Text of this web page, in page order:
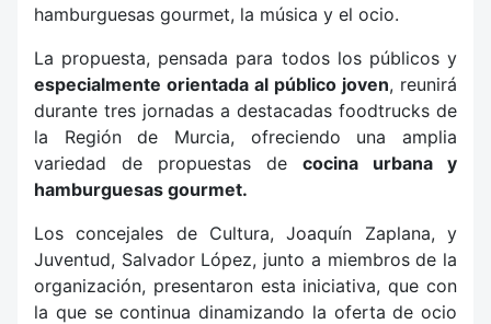
hamburguesas gourmet, la música y el ocio.
La propuesta, pensada para todos los públicos y
especialmente orientada al público joven, reunirá
durante tres jornadas a destacadas foodtrucks de
la Región de Murcia, ofreciendo una amplia
variedad de propuestas de cocina urbana y
hamburguesas gourmet.
Los concejales de Cultura, Joaquín Zaplana, y
Juventud, Salvador López, junto a miembros de la
organización, presentaron esta iniciativa, que con
la que se continua dinamizando la oferta de ocio